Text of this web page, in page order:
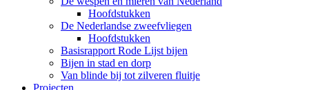
Hoofdstukken
De Nederlandse zweefvliegen
Hoofdstukken
Basisrapport Rode Lijst bijen
Bijen in stad en dorp
Van blinde bij tot zilveren fluitje
Projecten